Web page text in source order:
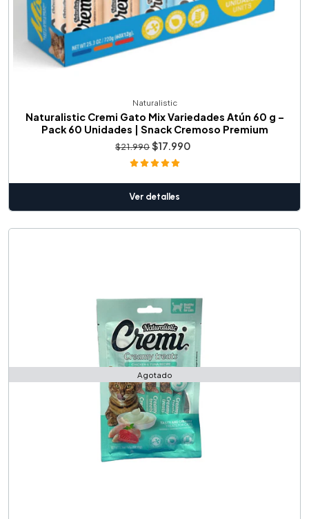
Naturalistic
Naturalistic Cremi Gato Mix Variedades Atún 60 g –
Pack 60 Unidades | Snack Cremoso Premium
$21.990$17.990
Ver detalles
Agotado